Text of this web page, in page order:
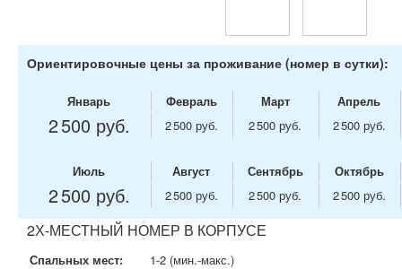
Ориентировочные цены за проживание (номер в сутки):
Январь Февраль Март Апрель
2 500 руб. 2 500 руб. 2 500 руб. 2 500 руб.
Июль Август Сентябрь Октябрь
2 500 руб. 2 500 руб. 2 500 руб. 2 500 руб.
2Х-МЕСТНЫЙ НОМЕР В КОРПУСЕ
Спальных мест:
1-2 (мин.-макс.)